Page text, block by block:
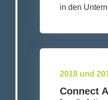
in den
2018 und
Connect